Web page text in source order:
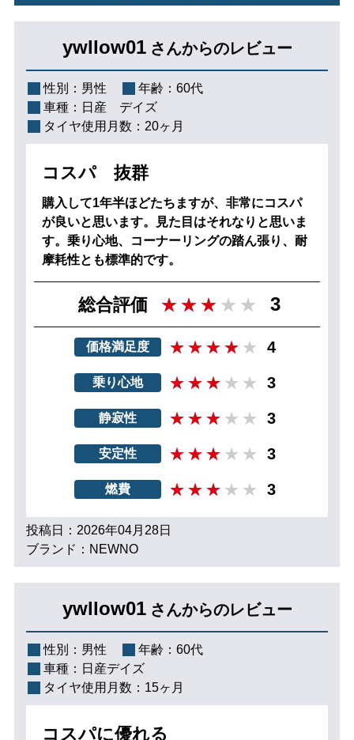
ywllow01 さんからのレビュー
性別： 男性 年齢： 60代
車種： 日産 デイズ
タイヤ使用月数： 20ヶ月
コスパ 抜群
購入して1年半ほどたちますが、非常にコスパ
が良いと思います。見た目はそれなりと思いま
す。乗り心地、コーナーリングの踏ん張り、耐
摩耗性とも標準的です。
総合評価 3
価格満足度 4
乗り心地 3
静寂性 3
安定性 3
燃費 3
投稿日：2026年04月28日
ブランド：NEWNO
ywllow01 さんからのレビュー
性別： 男性 年齢： 60代
車種： 日産デイズ
タイヤ使用月数： 15ヶ月
コスパに優れる